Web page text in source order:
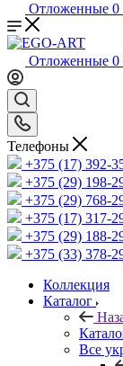
Отложенные 0
Отложенные 0
Телефоны
+375 (17) 392-
+375 (29) 198-
+375 (29) 768-
+375 (17) 317-
+375 (29) 188-
+375 (33) 378-
Коллекция
Каталог
Все